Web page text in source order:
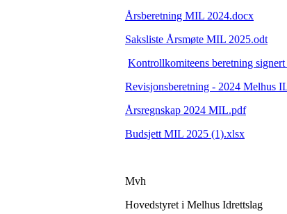
Årsberetning MIL 2024.docx
Saksliste Årsmøte MIL 2025.odt
Kontrollkomiteens beretning
Revisjonsberetning - 2024 Melhus
Årsregnskap 2024 MIL.pdf
Budsjett MIL 2025 (1).xlsx
Mvh
Hovedstyret i Melhus Idrettslag